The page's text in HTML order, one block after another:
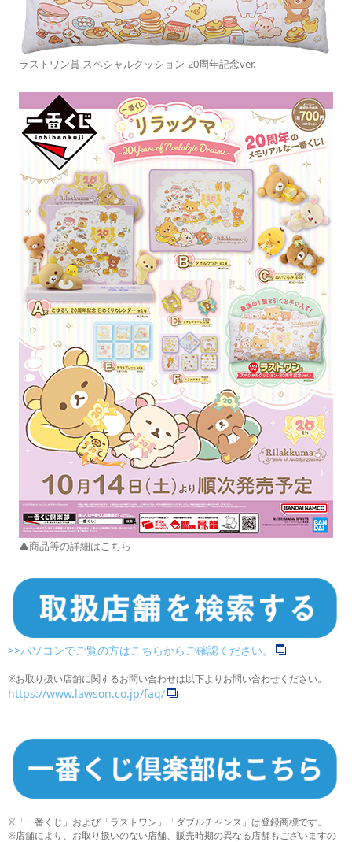
ラストワン賞 スペシャルクッション-20周年記念ver.-
▲商品等の詳細はこちら
>>パソコンでご覧の方はこちらからご確認ください。
※お取り扱い店舗に関するお問い合わせは以下よりお問い合わせください。
https://www.lawson.co.jp/faq/
※「一番くじ」および「ラストワン」「ダブルチャンス」は登録商標です。
※店舗により、お取り扱いのない店舗、販売時期の異なる店舗もございますの